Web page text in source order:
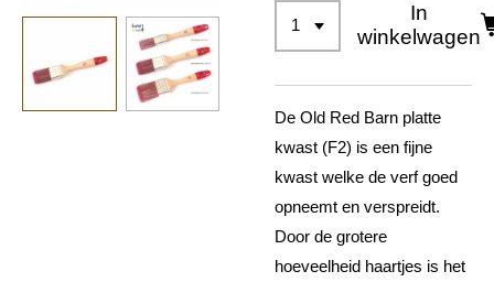
In
winkelwagen
De Old Red Barn platte
kwast (F2) is een fijne
kwast welke de verf goed
opneemt en verspreidt.
Door de grotere
hoeveelheid haartjes is het